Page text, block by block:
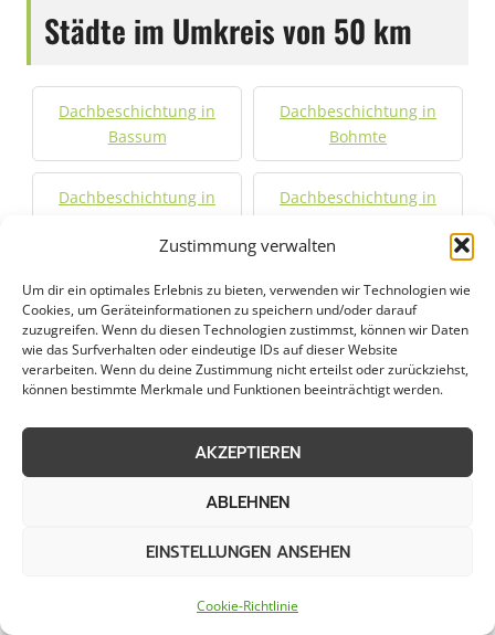
Zustimmung verwalten
Um dir ein optimales Erlebnis zu bieten, verwenden wir Technologien wie
Cookies, um Geräteinformationen zu speichern und/oder darauf
zuzugreifen. Wenn du diesen Technologien zustimmst, können wir Daten
wie das Surfverhalten oder eindeutige IDs auf dieser Website
verarbeiten. Wenn du deine Zustimmung nicht erteilst oder zurückziehst,
können bestimmte Merkmale und Funktionen beeinträchtigt werden.
AKZEPTIEREN
ABLEHNEN
EINSTELLUNGEN ANSEHEN
Cookie-Richtlinie
Städte im Umkreis von 50 km
Dachbeschichtung in
Bassum
Dachbeschichtung in
Bohmte
Dachbeschichtung in
Dachbeschichtung in
Dachbeschichtung in
Delmenhorst
Dachbeschichtung in
Diepholz
Dachbeschichtung in
Dinklage
Dachbeschichtung in
Emstek
Dachbeschichtung in
Ganderkesee
Dachbeschichtung in
Großenkneten
Dachbeschichtung in
Dachbeschichtung in